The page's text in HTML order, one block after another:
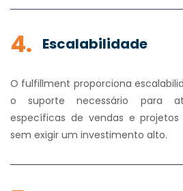
4. Escalabilidade
O fulfillment proporciona
o suporte necessário para
específicas de vendas e
sem exigir um investimento alto.